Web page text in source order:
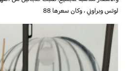
لوتس وبراوني ، وكان سعرها 88